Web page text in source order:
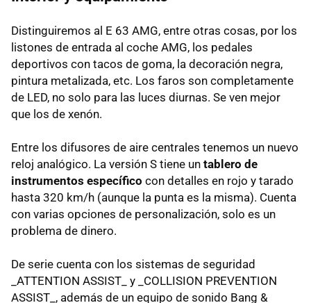
Distinguiremos al E 63 AMG, entre otras cosas, por los
listones de entrada al coche AMG, los pedales
deportivos con tacos de goma, la decoración negra,
pintura metalizada, etc. Los faros son completamente
de LED, no solo para las luces diurnas. Se ven mejor
que los de xenón.
Entre los difusores de aire centrales tenemos un nuevo
reloj analógico. La versión S tiene un tablero de
instrumentos específico con detalles en rojo y tarado
hasta 320 km/h (aunque la punta es la misma). Cuenta
con varias opciones de personalización, solo es un
problema de dinero.
De serie cuenta con los sistemas de seguridad
_ATTENTION ASSIST_ y _COLLISION PREVENTION
ASSIST_, además de un equipo de sonido Bang &